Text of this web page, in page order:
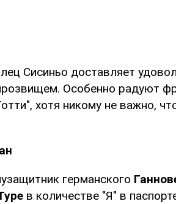
Сисиньо доставляет
Особенно радуют
хотя никому не важно,
германского
в количестве "Я" в